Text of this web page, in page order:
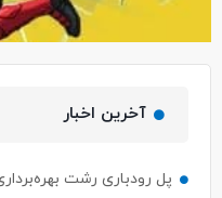
آخرین اخبار
پل رودباری رشت